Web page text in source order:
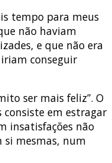
tempo para meus
não haviam
e que não era
conseguir
ser mais feliz”. O
consiste em estragar
insatisfações não
si mesmas, num